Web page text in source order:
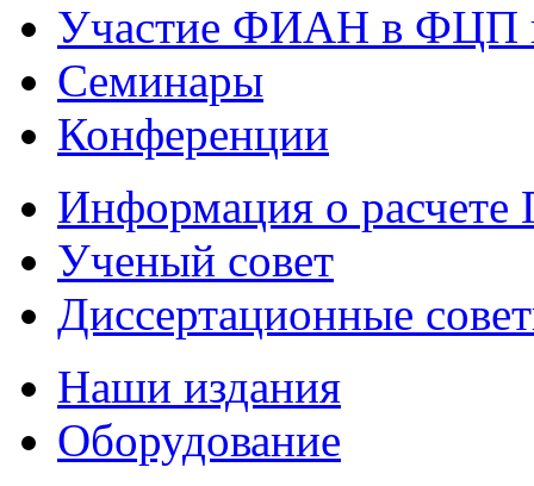
Участие ФИАН в ФЦП
Семинары
Конференции
Информация о
Ученый совет
Диссертационные
Наши издания
Оборудование